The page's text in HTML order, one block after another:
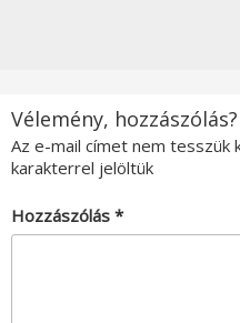
Vélemény, hozzászólás?
Az e-mail címet nem tesszük
karakterrel jelöltük
Hozzászólás *